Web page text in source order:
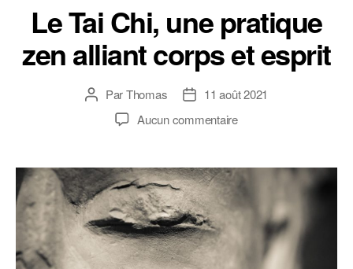
Le Tai Chi, une pratique
zen alliant corps et esprit
Auteur
l’article
ParThomas
Date
l’article
11 août 2021
Aucun commentairesur
Chi,
pratique
corps